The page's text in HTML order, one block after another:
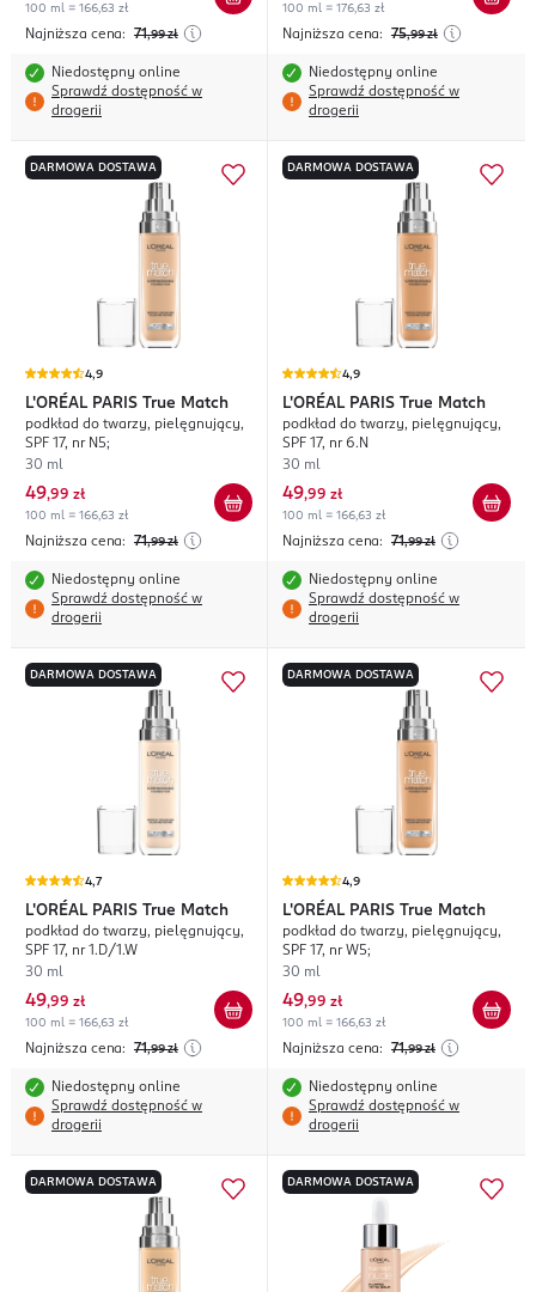
100 ml = 166,63 zł
Najniższa cena: 71,99 zł
Niedostępny online
Sprawdź dostępność w
drogerii
100 ml = 176,63 zł
Najniższa cena: 75,99 zł
Niedostępny online
Sprawdź dostępność w
drogerii
DARMOWA DOSTAWA
4,9
L'ORÉAL PARIS True Match
podkład do twarzy, pielęgnujący,
SPF 17, nr N5;
30 ml
49,99 zł
100 ml = 166,63 zł
Najniższa cena: 71,99 zł
Niedostępny online
Sprawdź dostępność w
drogerii
DARMOWA DOSTAWA
4,9
L'ORÉAL PARIS True Match
podkład do twarzy, pielęgnujący,
SPF 17, nr 6.N
30 ml
49,99 zł
100 ml = 166,63 zł
Najniższa cena: 71,99 zł
Niedostępny online
Sprawdź dostępność w
drogerii
DARMOWA DOSTAWA
4,7
L'ORÉAL PARIS True Match
podkład do twarzy, pielęgnujący,
SPF 17, nr 1.D/1.W
30 ml
49,99 zł
100 ml = 166,63 zł
Najniższa cena: 71,99 zł
Niedostępny online
Sprawdź dostępność w
drogerii
DARMOWA DOSTAWA
4,9
L'ORÉAL PARIS True Match
podkład do twarzy, pielęgnujący,
SPF 17, nr W5;
30 ml
49,99 zł
100 ml = 166,63 zł
Najniższa cena: 71,99 zł
Niedostępny online
Sprawdź dostępność w
drogerii
DARMOWA DOSTAWA DARMOWA DOSTAWA